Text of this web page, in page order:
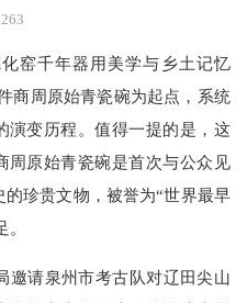
263
窑千年器用美学与乡土记忆
商周原始青瓷碗为起点，系统
演变历程。值得一提的是，这
周原始青瓷碗是首次与公众见
珍贵文物，被誉为“世界最早
。
请泉州市考古队对辽田尖山